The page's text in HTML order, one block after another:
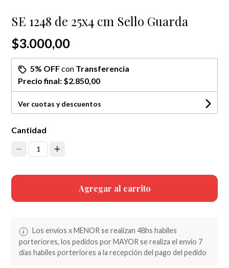
SE 1248 de 25x4 cm Sello Guarda
$3.000,00
5% OFFcon Transferencia
Precio final: $2.850,00
Ver cuotas y descuentos
Cantidad
1
Agregar al carrito
Los envios x MENOR se realizan 48hs habiles
porteriores, los pedidos por MAYOR se realiza el envio 7
dias habiles porteriores a la recepción del pago del pedido